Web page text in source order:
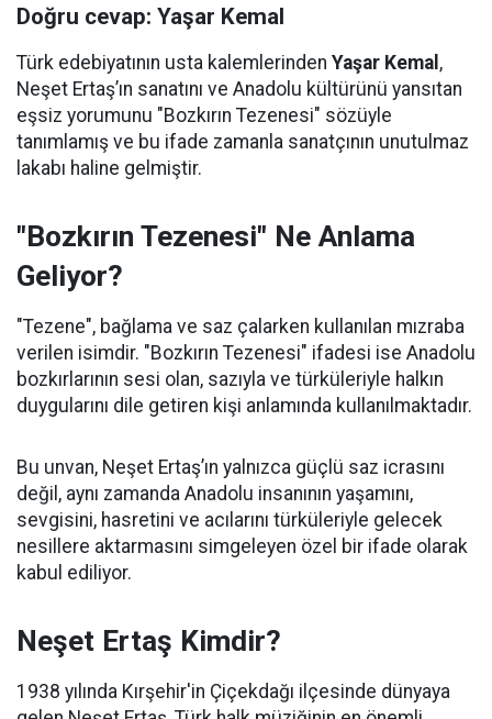
Doğru cevap: Yaşar Kemal
Türk edebiyatının usta kalemlerinden Yaşar Kemal ,
Neşet Ertaş’ın sanatını ve Anadolu kültürünü yansıtan
eşsiz yorumunu "Bozkırın Tezenesi" sözüyle
tanımlamış ve bu ifade zamanla sanatçının unutulmaz
lakabı haline gelmiştir.
"Bozkırın Tezenesi" Ne Anlama
Geliyor?
"Tezene", bağlama ve saz çalarken kullanılan mızraba
verilen isimdir. "Bozkırın Tezenesi" ifadesi ise Anadolu
bozkırlarının sesi olan, sazıyla ve türküleriyle halkın
duygularını dile getiren kişi anlamında kullanılmaktadır.
Bu unvan, Neşet Ertaş’ın yalnızca güçlü saz icrasını
değil, aynı zamanda Anadolu insanının yaşamını,
sevgisini, hasretini ve acılarını türküleriyle gelecek
nesillere aktarmasını simgeleyen özel bir ifade olarak
kabul ediliyor.
Neşet Ertaş Kimdir?
1938 yılında Kırşehir'in Çiçekdağı ilçesinde dünyaya